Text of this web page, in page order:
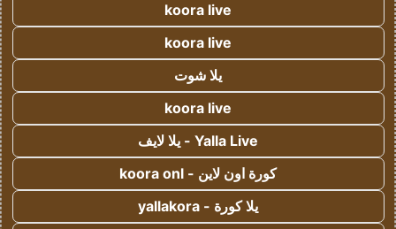
koora live
koora live
يلا شوت
koora live
Yalla Live - يلا لايف
كورة اون لاين - koora onl
يلا كورة - yallakora